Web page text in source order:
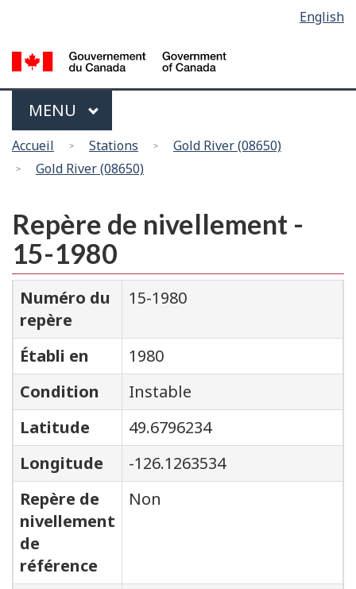
main
content
la
version
HTML
la
langue
English
Menu
MAIN
MENU
Vous
êtes
Accueil Stations
Gold River (08650)
Gold River (08650)
Repère de nivellement -
15-1980
Numéro du
repère
15-1980
Établi en
1980
Condition
Instable
Latitude
49.6796234
Longitude
-126.1263534
Repère de
nivellement
de
référence
Non